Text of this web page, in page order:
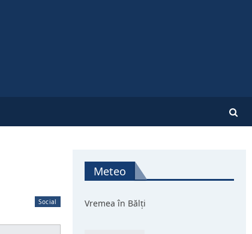
Social
Meteo
Vremea în Bălți